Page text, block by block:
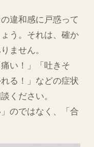
違和感に戸惑って
う。それは、確か
ません。
い！」「吐きそ
る！」などの症状
ください。
のではなく、「合